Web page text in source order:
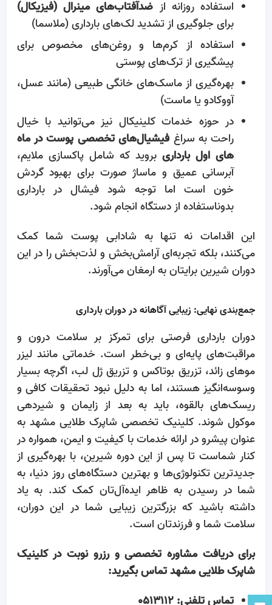
استفاده روزانه از ضدآفتاب‌های مینرال (فیزیکال)
برای جلوگیری از تشدید لک‌های بارداری (ملاسما)
استفاده از کرم‌ها و روغن‌های مخصوص برای
پیشگیری از ترک‌های پوستی
بهره‌گیری از ماسک‌های خانگی طبیعی (مانند عسل،
آووکادو یا ماست)
در حوزه خدمات کلینیکال نیز می‌توانید با خیال
راحت به سراغ فیشیال‌های تخصصی پوست در ماه
های اول بارداریبروید که شامل پاکسازی ملایم،
آبرسانی عمیق و ماساژ صورت برای بهبود گردش
خون است اما توجه شود فیشال در بارداری
بدوناستفاده از دستگاه انجام شود.
این اقدامات نه تنها به شادابی پوست شما کمک
می‌کنند، بلکه تجربه‌ای آرامش‌بخش و لذت‌بخش را در این
دوران شیرین برایتان به ارمغان می‌آورند.
جمع‌بندی نهایی: زیبایی آگاهانه در دوران بارداری
دوران بارداری فرصتی برای تمرکز بر سلامت درون و
مراقبت‌های پایه‌ای و بی‌خطر است. خدماتی مانند لیزر
موهای زائد، تزریق بوتاکس و تزریق ژل لب، اگرچه بسیار
وسوسه‌انگیز هستند، اما به دلیل نبود تحقیقات کافی و
ریسک‌های بالقوه، باید به بعد از زایمان و شیردهی
موکول شوند. کلینیک تخصصی شاپرک طلایی مشهد به
عنوان پیشرو در ارائه خدمات با کیفیت و ایمن، همواره در
کنار شماست تا پس از این دوره شیرین، با بهره‌گیری از
جدیدترین تکنولوژی‌ها و بهترین دستگاه‌های روز دنیا، به
شما در رسیدن به ظاهر ایده‌آل‌تان کمک کند. به یاد
داشته باشید که بزرگترین زیبایی شما در این دوران،
سلامت شما و فرزندتان است.
برای دریافت مشاوره تخصصی و رزرو نوبت در کلینیک
شاپرک طلایی مشهد تماس بگیرید:
تماس تلفنی: 0513112